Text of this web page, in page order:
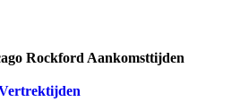
Rockford Aankomsttijden